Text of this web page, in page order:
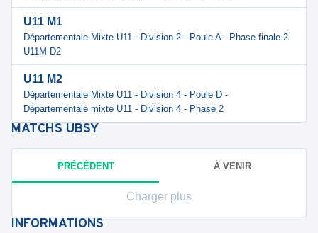
U11 M1
Départementale Mixte U11 - Division 2 - Poule A - Phase finale 2
U11M D2
U11 M2
Départementale Mixte U11 - Division 4 - Poule D -
Départementale mixte U11 - Division 4 - Phase 2
MATCHS UBSY
PRÉCÉDENT À VENIR
Charger plus
INFORMATIONS